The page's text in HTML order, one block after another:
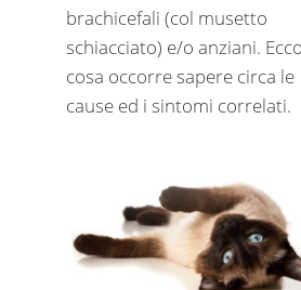
brachicefali (col musetto
schiacciato) e/o anziani.
cosa occorre sapere circa le
cause ed i sintomi correlati.